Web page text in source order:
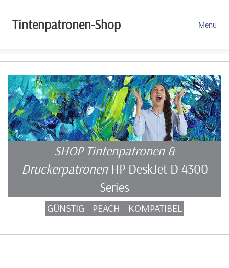
Tintenpatronen-Shop Menu
SHOP Tintenpatronen &
Druckerpatronen HP DeskJet D 4300
Series
GÜNSTIG - PEACH - KOMPATIBEL